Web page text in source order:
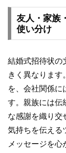
友人・家族
使い分け
結婚式招待状の
きく異なります
を、会社関係に
す。親族には伝
な感謝を織り交
気持ちを伝える
メッセージを心